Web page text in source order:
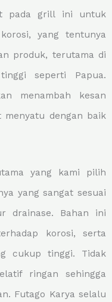
pada grill ini untuk
yang tentunya
produk, terutama di
seperti Papua.
menambah kesan
menyatu dengan baik
yang kami pilih
yang sangat sesuai
drainase. Bahan ini
korosi, serta
cukup tinggi. Tidak
ringan sehingga
Futago Karya selalu